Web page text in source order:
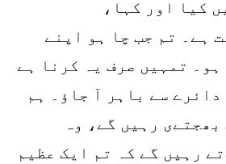
کیا اور کہا،
ہے۔ تم جب چا ہو اپنے
ہو۔ تمہیں صرف یہ کرنا ہے
سے باہر آ جاؤ۔ ہم
رہیں گے، وہ
رہیں گے کہ تم ایک عظیم